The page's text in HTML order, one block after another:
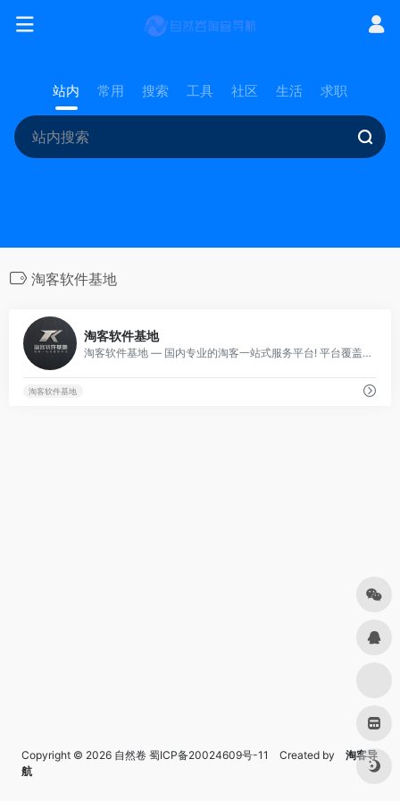
站内 常用 搜索 工具 社区 生活 求职
淘客软件基地
淘客软件基地
淘客软件基地 — 国内专业的淘客一站式服务平台! 平台覆盖淘客返利APP开发
淘客软件基地
Copyright © 2026 自然卷 蜀ICP备20024609号-11 Created by
淘客导
航